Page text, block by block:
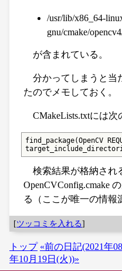
/usr/lib/x86_64-
gnu/cmake/
が含まれている。
分かってしまうと当
たのでメモしておく。
CMakeLists.txtには次
find_package(OpenCV
検索結果が格納され
OpenCVConfig.cmake
る（ここが唯一の情報
[ツッコミを入れる]
トップ «前の日記(2021年
年10月19日(火))»